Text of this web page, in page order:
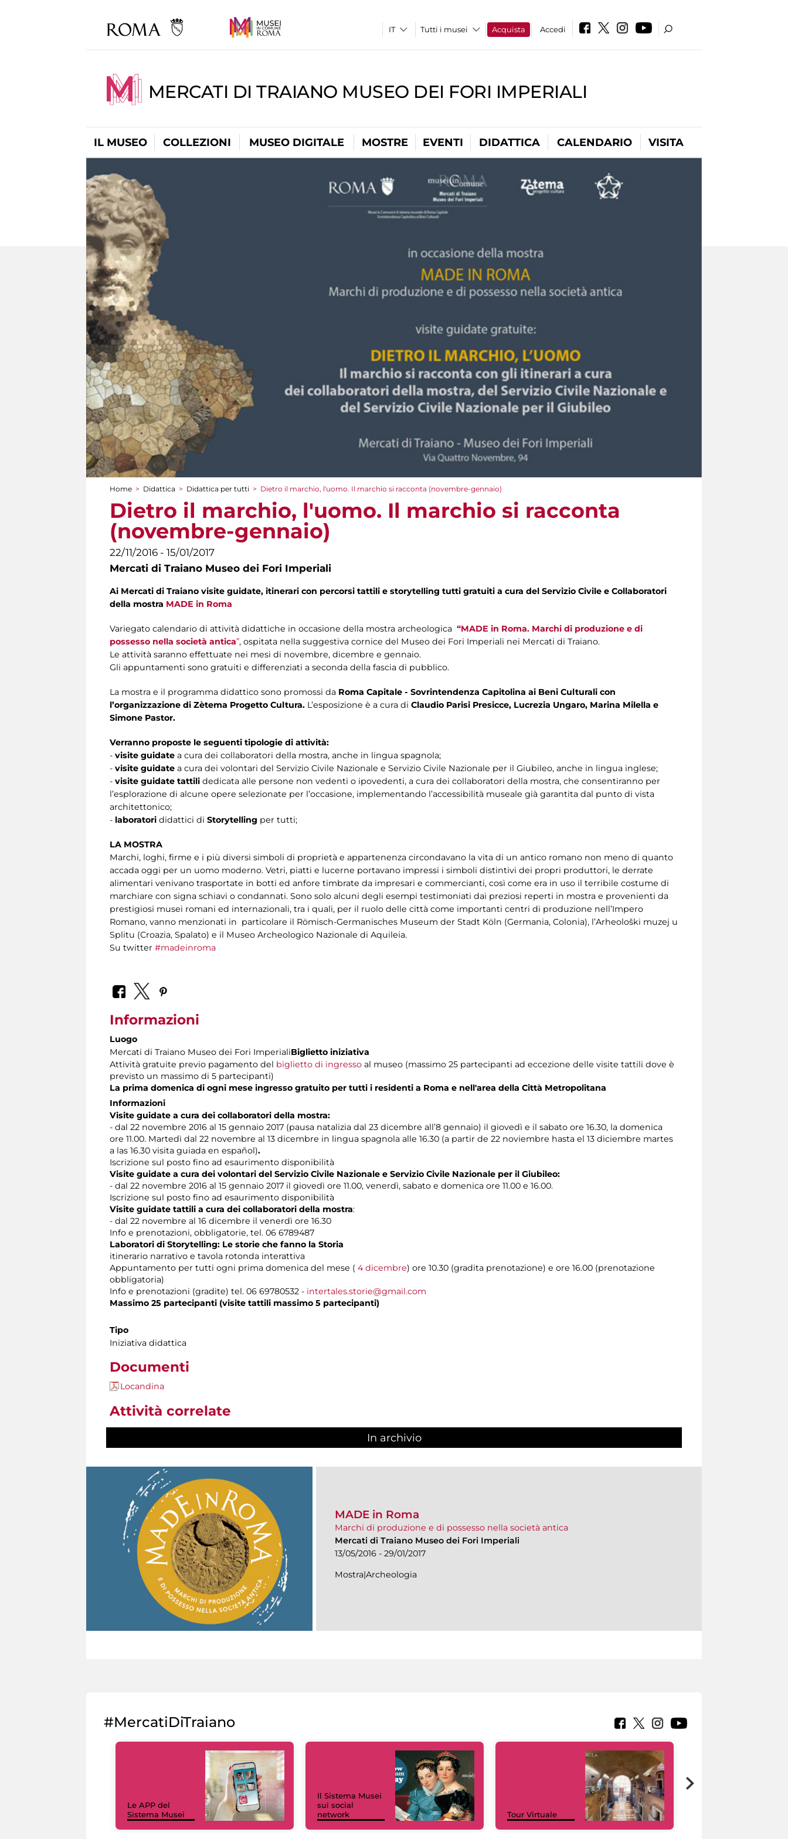
Tutti i musei Acquista Accedi
MERCATI DI TRAIANO MUSEO DEI FORI IMPERIALI
IL MUSEO COLLEZIONI MUSEO DIGITALE MOSTRE EVENTI DIDATTICA CALENDARIO VISITA
Tu sei qui
Home > Didattica > Didattica per tutti > Dietro il marchio, l'uomo. Il marchio si racconta (novembre-gennaio)
Dietro il marchio, l'uomo. Il marchio si racconta
(novembre-gennaio)
22/11/2016 - 15/01/2017
Mercati di Traiano Museo dei Fori Imperiali
Ai Mercati di Traiano visite guidate, itinerari con percorsi tattili e storytelling tutti gratuiti a cura del Servizio Civile e Collaboratori
della mostra MADE in Roma
Variegato calendario di attività didattiche in occasione della mostra archeologica “MADE in Roma. Marchi di produzione e di
possesso nella società antica”, ospitata nella suggestiva cornice del Museo dei Fori Imperiali nei Mercati di Traiano.
Le attività saranno effettuate nei mesi di novembre, dicembre e gennaio.
Gli appuntamenti sono gratuiti e differenziati a seconda della fascia di pubblico.
La mostra e il programma didattico sono promossi da Roma Capitale - Sovrintendenza Capitolina ai Beni Culturali con
l’organizzazione di Zètema Progetto Cultura. L’esposizione è a cura di Claudio Parisi Presicce, Lucrezia Ungaro, Marina Milella e
Simone Pastor.
Verranno proposte le seguenti tipologie di attività:
- visite guidate a cura dei collaboratori della mostra, anche in lingua spagnola;
- visite guidate a cura dei volontari del Servizio Civile Nazionale e Servizio Civile Nazionale per il Giubileo, anche in lingua inglese;
- visite guidate tattili dedicata alle persone non vedenti o ipovedenti, a cura dei collaboratori della mostra, che consentiranno per
l’esplorazione di alcune opere selezionate per l’occasione, implementando l’accessibilità museale già garantita dal punto di vista
architettonico;
- laboratori didattici di Storytelling per tutti;
LA MOSTRA
Marchi, loghi, firme e i più diversi simboli di proprietà e appartenenza circondavano la vita di un antico romano non meno di quanto
accada oggi per un uomo moderno. Vetri, piatti e lucerne portavano impressi i simboli distintivi dei propri produttori, le derrate
alimentari venivano trasportate in botti ed anfore timbrate da impresari e commercianti, così come era in uso il terribile costume di
marchiare con signa schiavi o condannati. Sono solo alcuni degli esempi testimoniati dai preziosi reperti in mostra e provenienti da
prestigiosi musei romani ed internazionali, tra i quali, per il ruolo delle città come importanti centri di produzione nell’Impero
Romano, vanno menzionati in particolare il Römisch-Germanisches Museum der Stadt Köln (Germania, Colonia), l’Arheološki muzej u
Splitu (Croazia, Spalato) e il Museo Archeologico Nazionale di Aquileia.
Su twitter #madeinroma
Informazioni
Luogo
Mercati di Traiano Museo dei Fori ImperialiBiglietto iniziativa
Attività gratuite previo pagamento del biglietto di ingresso al museo (massimo 25 partecipanti ad eccezione delle visite tattili dove è
previsto un massimo di 5 partecipanti)
La prima domenica di ogni mese ingresso gratuito per tutti i residenti a Roma e nell'area della Città Metropolitana
Informazioni
Visite guidate a cura dei collaboratori della mostra:
- dal 22 novembre 2016 al 15 gennaio 2017 (pausa natalizia dal 23 dicembre all’8 gennaio) il giovedì e il sabato ore 16.30, la domenica
ore 11.00. Martedì dal 22 novembre al 13 dicembre in lingua spagnola alle 16.30 (a partir de 22 noviembre hasta el 13 diciembre martes
a las 16.30 visita guiada en español).
Iscrizione sul posto fino ad esaurimento disponibilità
Visite guidate a cura dei volontari del Servizio Civile Nazionale e Servizio Civile Nazionale per il Giubileo:
- dal 22 novembre 2016 al 15 gennaio 2017 il giovedì ore 11.00, venerdì, sabato e domenica ore 11.00 e 16.00.
Iscrizione sul posto fino ad esaurimento disponibilità
Visite guidate tattili a cura dei collaboratori della mostra:
- dal 22 novembre al 16 dicembre il venerdì ore 16.30
Info e prenotazioni, obbligatorie, tel. 06 6789487
Laboratori di Storytelling: Le storie che fanno la Storia
itinerario narrativo e tavola rotonda interattiva
Appuntamento per tutti ogni prima domenica del mese ( 4 dicembre) ore 10.30 (gradita prenotazione) e ore 16.00 (prenotazione
obbligatoria)
Info e prenotazioni (gradite) tel. 06 69780532 - intertales.storie@gmail.com
Massimo 25 partecipanti (visite tattili massimo 5 partecipanti)
Tipo
Iniziativa didattica
Documenti
Locandina
Attività correlate
In archivio
MADE in Roma
Marchi di produzione e di possesso nella società antica
Mercati di Traiano Museo dei Fori Imperiali
13/05/2016 - 29/01/2017
Mostra|Archeologia
#MercatiDiTraiano
Le APP del
Sistema Musei
Il Sistema Musei
sui social
network
Tour Virtuale